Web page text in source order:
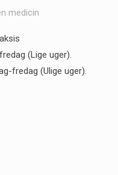
medicin
(Lige uger).
fredag (Ulige uger).